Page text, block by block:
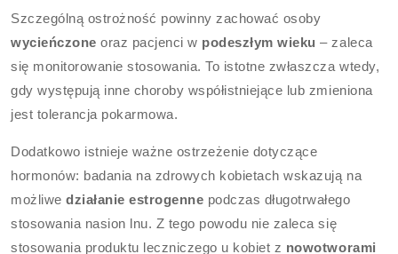
Szczególną ostrożność powinny zachować osoby
wycieńczone oraz pacjenci w podeszłym wieku – zaleca
się monitorowanie stosowania. To istotne zwłaszcza wtedy,
gdy występują inne choroby współistniejące lub zmieniona
jest tolerancja pokarmowa.
Dodatkowo istnieje ważne ostrzeżenie dotyczące
hormonów: badania na zdrowych kobietach wskazują na
możliwedziałanie estrogenne podczas długotrwałego
stosowania nasion lnu. Z tego powodu nie zaleca się
stosowania produktu leczniczego u kobiet z nowotworami